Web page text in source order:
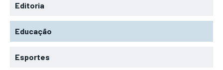
Editoria
Educação
Esportes